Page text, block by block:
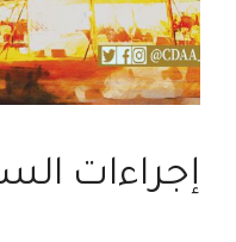
إجراءات